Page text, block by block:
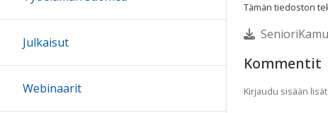
Tämän tiedoston
Kommentit
Kirjaudu sisään
Julkaisut
Webinaarit